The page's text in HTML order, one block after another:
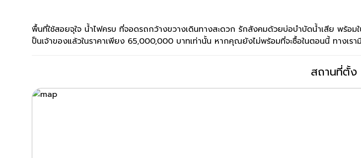
พื้นที่ใช้สอยจุใจ น้ำไฟครบ ที่จอดรถกว้างขวางเดินทางสะดวก รักสังคมด้วยบ่อบำบัดน้ำเสีย พร้อม
ป็นเจ้าของแล้วในราคาเพียง 65,000,000 บาทเท่านั้น หากคุณยังไม่พร้อมที่จะซื้อในตอนนี้ ทางเรา
สถานที่ตั้ง